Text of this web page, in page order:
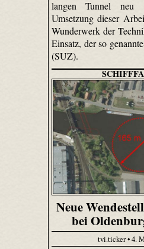
langen Tunnel neu
Umsetzung dieser
Wunderwerk der
Einsatz, der so
(SUZ).
Neue
bei
tvi.ticker • 4.